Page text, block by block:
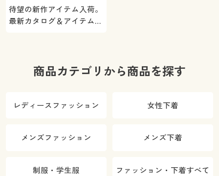
待望の新作アイテム入荷。
最新カタログ＆アイテムを
商品カテゴリから商品を探す
レディースファッション 女性下着
メンズファッション メンズ下着
制服・学生服 ファッション・下着すべて